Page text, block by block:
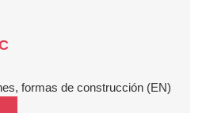
formas de construcción (EN)